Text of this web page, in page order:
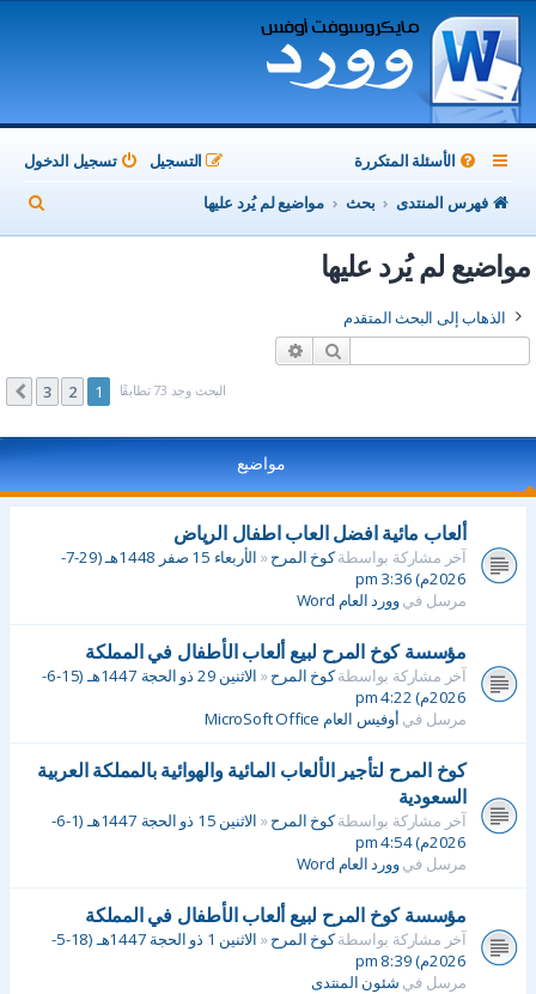
الأسئلة المتكررة تسجيل الدخول
التسجيل
فهرس المنتدى
بحث مواضيع لم يُرد عليها
ب
ح
مواضيع لم يُرد عليها
الذهاب إلى البحث المتقدم
بحث
البحث وجد 73 تطابقًا 1
2
3 التالي
مواضيع
ألعاب مائية افضل العاب اطفال الرياض
آخر مشاركة بواسطةكوخ المرح«
الأربعاء 15 صفر 1448هـ (29-7-
2026م) 3:36 pm
مرسل فيوورد العام Word
مؤسسة كوخ المرح لبيع ألعاب الأطفال في المملكة
آخر مشاركة بواسطةكوخ المرح«
الاثنين 29 ذو الحجة 1447هـ (15-6-
2026م) 4:22 pm
مرسل فيأوفيس العام MicroSoft Office
كوخ المرح لتأجير الألعاب المائية والهوائية بالمملكة العربية
السعودية
آخر مشاركة بواسطةكوخ المرح«
الاثنين 15 ذو الحجة 1447هـ (1-6-
2026م) 4:54 pm
مرسل فيوورد العام Word
مؤسسة كوخ المرح لبيع ألعاب الأطفال في المملكة
آخر مشاركة بواسطةكوخ المرح«
الاثنين 1 ذو الحجة 1447هـ (18-5-
2026م) 8:39 pm
مرسل فيشئون المنتدى